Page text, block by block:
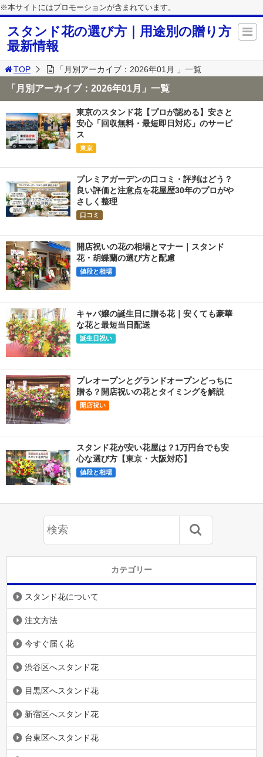
※本サイトにはプロモーションが含まれています。
スタンド花の選び方｜用途別の贈り方
最新情報
TOP 「月別アーカイブ：2026年01月 」一覧
「月別アーカイブ：2026年01月」一覧
東京のスタンド花【プロが認める】安さと
安心「回収無料・最短即日対応」のサービ
ス
東京
プレミアガーデンの口コミ・評判はどう？
良い評価と注意点を花屋歴30年のプロがや
さしく整理
口コミ
開店祝いの花の相場とマナー｜スタンド
花・胡蝶蘭の選び方と配慮
値段と相場
キャバ嬢の誕生日に贈る花｜安くても豪華
な花と最短当日配送
誕生日祝い
プレオープンとグランドオープンどっちに
贈る？開店祝いの花とタイミングを解説
開店祝い
スタンド花が安い花屋は？1万円台でも安
心な選び方【東京・大阪対応】
値段と相場
カテゴリー
スタンド花について
注文方法
今すぐ届く花
渋谷区へスタンド花
目黒区へスタンド花
新宿区へスタンド花
台東区へスタンド花